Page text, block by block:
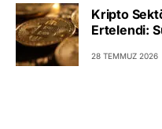
Kripto
Ertelendi:
28 TEMMUZ 2026